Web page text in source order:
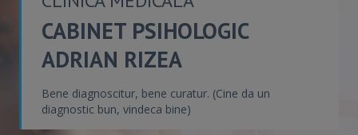
CABINET PSIHOLOGIC
ADRIAN RIZEA
Bene diagnoscitur, bene curatur. (Cine da un
diagnostic bun, vindeca bine)